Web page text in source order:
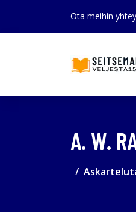
Ota meihin
A. W.